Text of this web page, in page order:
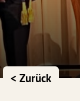
< Zurück